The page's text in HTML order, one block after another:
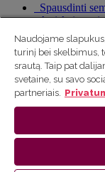
Spausdinti
Atsiskaitymai
Eksportuoti
Dalis paskaitų yra
Rodyti
Naudojame
turinį bei skelbimus,
srautą. Taip pat
svetaine, su savo
partneriais.